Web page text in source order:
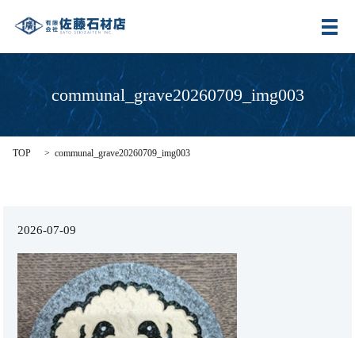
メ
communal_grave20260709_img003
TOP communal_grave20260709_img003
2026-07-09